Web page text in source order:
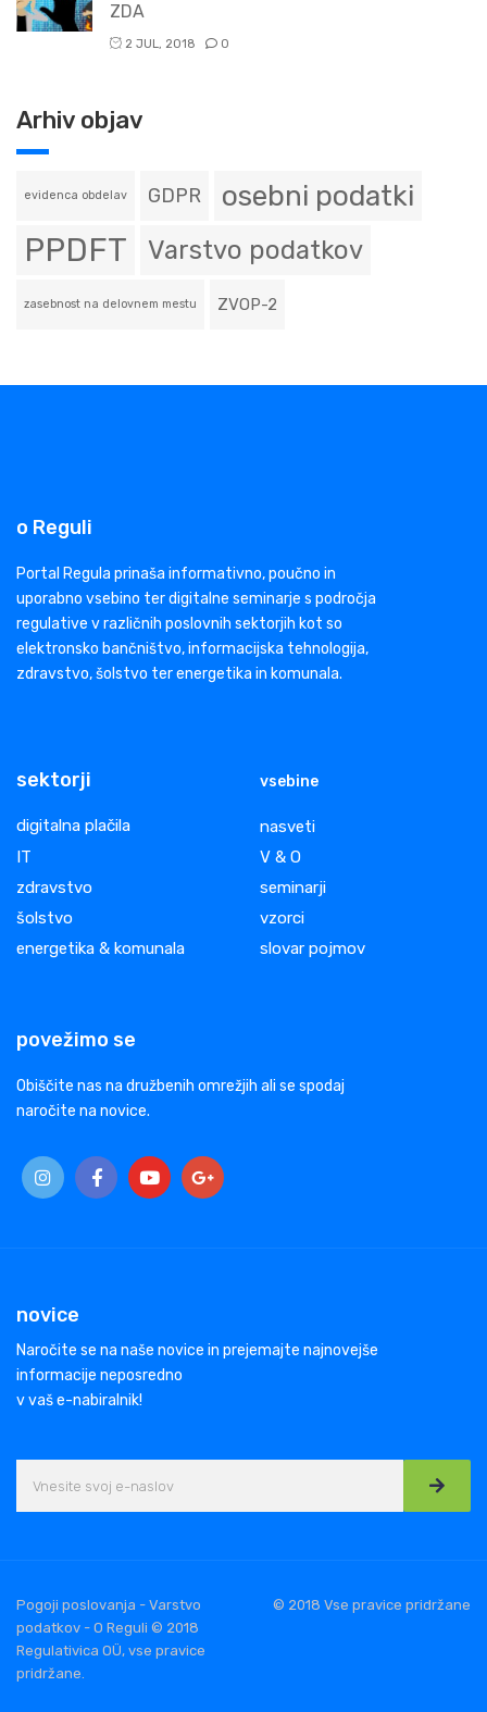
ZDA
2 JUL, 2018 0
Arhiv objav
evidenca obdelav GDPR osebni podatki
PPDFT Varstvo podatkov
zasebnost na delovnem mestu ZVOP-2
o Reguli
Portal Regula prinaša informativno, poučno in
uporabno vsebino ter digitalne seminarje s področja
regulative v različnih poslovnih sektorjih kot so
elektronsko bančništvo, informacijska tehnologija,
zdravstvo, šolstvo ter energetika in komunala.
sektorji
digitalna plačila
IT
zdravstvo
šolstvo
energetika & komunala
vsebine
nasveti
V & O
seminarji
vzorci
slovar pojmov
povežimo se
Obiščite nas na družbenih omrežjih ali se spodaj
naročite na novice.
novice
Naročite se na naše novice in prejemajte najnovejše
informacije neposredno
v vaš e-nabiralnik!
Pogoji poslovanja - Varstvo
podatkov - O Reguli © 2018
Regulativica OÜ, vse pravice
pridržane.
© 2018 Vse pravice pridržane